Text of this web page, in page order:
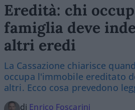
Eredità: chi
famiglia deve
altri eredi
La Cassazione chiarisce
occupa l'immobile ereditato
altri. Ecco cosa prevedono
di Enrico Foscarini